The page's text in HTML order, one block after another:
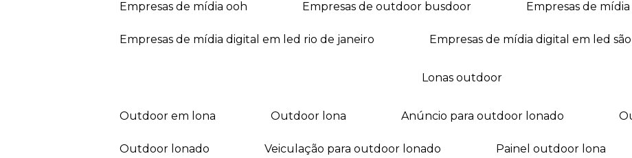
empresas de mídia ooh empresas de outdoor busdoor empresas de
empresas de mídia digital em led rio de janeiro empresas de mídia digital em led
lonas outdoor
outdoor em lona outdoor lona anúncio para outdoor lonado
outdoor lonado veiculação para outdoor lonado painel outdoor lona